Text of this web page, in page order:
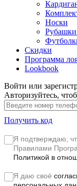
Носки
Скидки
Программа
Lookbook
Войти или
Авторизуйтесь,
Получить код
Я подтверждаю,
Правилами
Политикой в
Я даю своё